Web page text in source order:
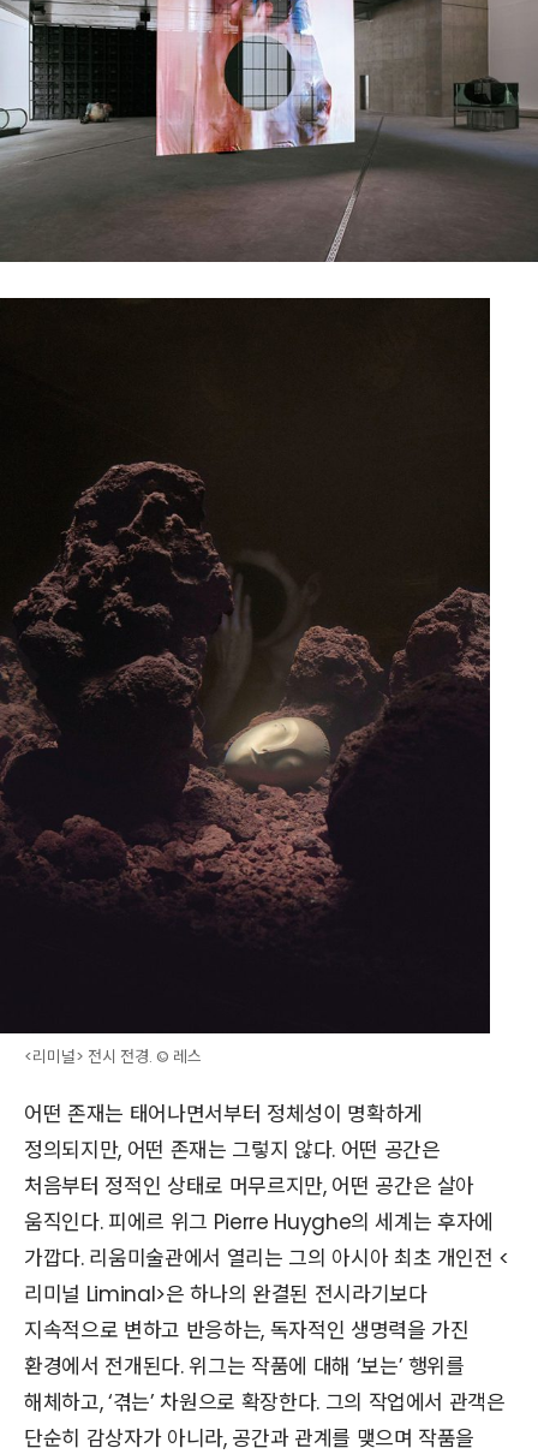
<리미널> 전시 전경. © 레스
어떤 존재는 태어나면서부터 정체성이 명확하게
정의되지만, 어떤 존재는 그렇지 않다. 어떤 공간은
처음부터 정적인 상태로 머무르지만, 어떤 공간은 살아
움직인다. 피에르 위그 Pierre Huyghe의 세계는 후자에
가깝다. 리움미술관에서 열리는 그의 아시아 최초 개인전 <
리미널 Liminal>은 하나의 완결된 전시라기보다
지속적으로 변하고 반응하는, 독자적인 생명력을 가진
환경에서 전개된다. 위그는 작품에 대해 ‘보는’ 행위를
해체하고, ‘겪는’ 차원으로 확장한다. 그의 작업에서 관객은
단순히 감상자가 아니라, 공간과 관계를 맺으며 작품을